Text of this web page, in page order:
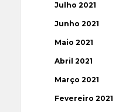
Julho 2021
Junho 2021
Maio 2021
Abril 2021
Março 2021
Fevereiro 2021